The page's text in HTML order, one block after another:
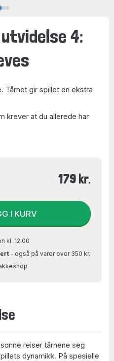
4:
Tårnet gir spillet en ekstra
krever at du allerede har
179 kr.
I KURV
kl. 12:00
- også på varer over 350 kr.
reiser tårnene seg
dynamikk. På spesielle